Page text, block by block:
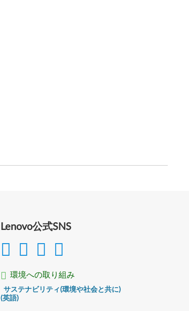
Lenovo公式SNS
環境への取り組み
サステナビリティ(環境や社会と共に)
(英語)